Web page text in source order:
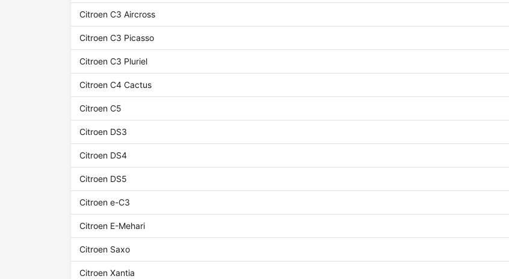
Citroen C3 Aircross
Citroen C3 Picasso
Citroen C3 Pluriel
Citroen C4 Cactus
Citroen C5
Citroen DS3
Citroen DS4
Citroen DS5
Citroen e-C3
Citroen E-Mehari
Citroen Saxo
Citroen Xantia